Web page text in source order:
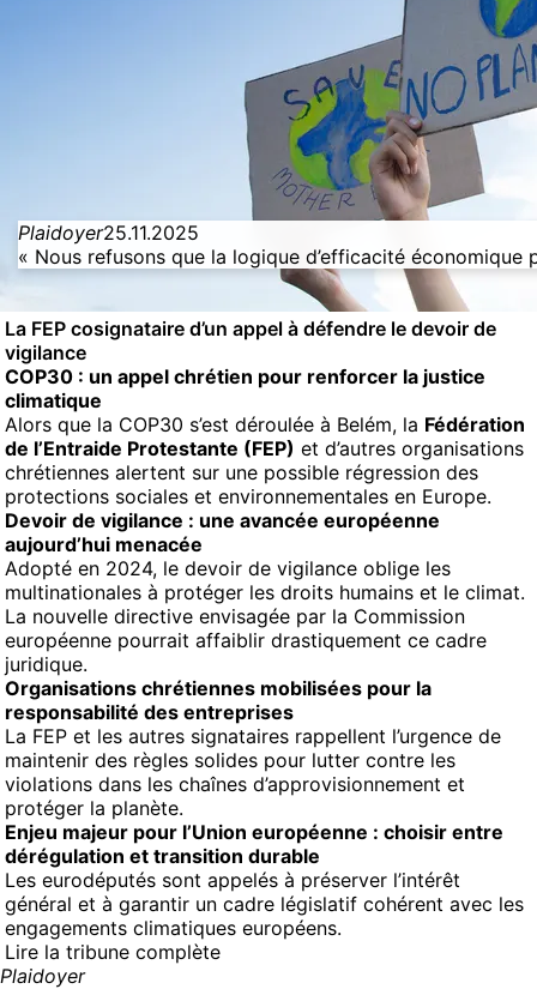
Plaidoyer25.11.2025
« Nous refusons que la logique d’efficacité économique
La FEP cosignataire d’un appel à défendre le devoir de
vigilance
COP30 : un appel chrétien pour renforcer la justice
climatique
Alors que la COP30 s’est déroulée à Belém, la Fédération
de l’Entraide Protestante (FEP) et d’autres organisations
chrétiennes alertent sur une possible régression des
protections sociales et environnementales en Europe.
Devoir de vigilance : une avancée européenne
aujourd’hui menacée
Adopté en 2024, le devoir de vigilance oblige les
multinationales à protéger les droits humains et le climat.
La nouvelle directive envisagée par la Commission
européenne pourrait affaiblir drastiquement ce cadre
juridique.
Organisations chrétiennes mobilisées pour la
responsabilité des entreprises
La FEP et les autres signataires rappellent l’urgence de
maintenir des règles solides pour lutter contre les
violations dans les chaînes d’approvisionnement et
protéger la planète.
Enjeu majeur pour l’Union européenne : choisir entre
dérégulation et transition durable
Les eurodéputés sont appelés à préserver l’intérêt
général et à garantir un cadre législatif cohérent avec les
engagements climatiques européens.
Lire la tribune complète
Plaidoyer